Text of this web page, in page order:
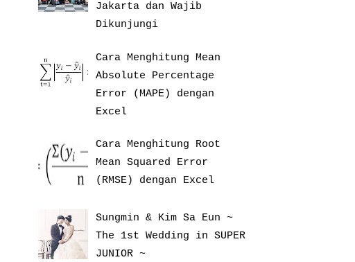
Jakarta dan Wajib
Dikunjungi
Cara Menghitung Mean
Absolute Percentage
Error (MAPE) dengan
Excel
Cara Menghitung Root
Mean Squared Error
(RMSE) dengan Excel
Sungmin & Kim Sa Eun ~
The 1st Wedding in SUPER
JUNIOR ~